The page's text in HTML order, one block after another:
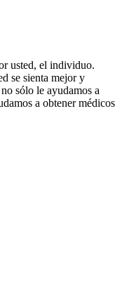
usted, el individuo.
se sienta mejor y
sólo le ayudamos a
a obtener médicos